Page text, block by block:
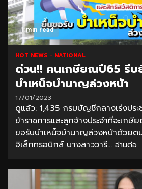
1 min read
HOT NEWS NATIONAL
ด่วน!! คนเกษียณปี65 รีบ
บำเหน็จบำนาญล่วงหน้า
17/01/2023
ดูแล้ว: 1,435 กรมบัญชีกลางเร่งปร
ข้าราชการและลูกจ้างประจำที่จะเก
ขอรับบำเหน็จบำนาญล่วงหน้าด้วยต
อิเล็กทรอนิกส์ นางสาววารี... อ่านต่อ